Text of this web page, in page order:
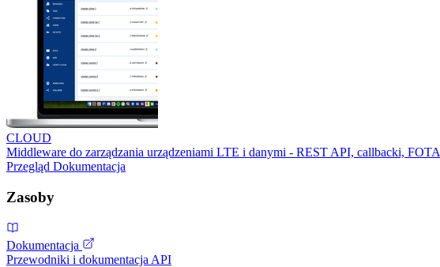
CLOUD
Middleware do zarządzania urządzeniami LTE i danymi - REST API, callbacki, FOTA
Przegląd Dokumentacja
Zasoby
Dokumentacja
Przewodniki i dokumentacja API